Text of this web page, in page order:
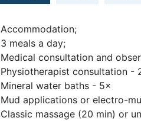
Accommodation;
3 meals a day;
Medical consultation and
Physiotherapist consultation -
Mineral water baths - 5×
Mud applications or electro-
Classic massage (20 min) or